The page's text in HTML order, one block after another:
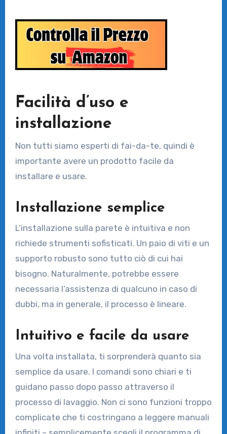
Facilità d’uso e
installazione
Non tutti siamo esperti di fai-da-te, quindi è
importante avere un prodotto facile da
installare e usare.
Installazione semplice
L’installazione sulla parete è intuitiva e non
richiede strumenti sofisticati. Un paio di viti e un
supporto robusto sono tutto ciò di cui hai
bisogno. Naturalmente, potrebbe essere
necessaria l’assistenza di qualcuno in caso di
dubbi, ma in generale, il processo è lineare.
Intuitivo e facile da usare
Una volta installata, ti sorprenderà quanto sia
semplice da usare. I comandi sono chiari e ti
guidano passo dopo passo attraverso il
processo di lavaggio. Non ci sono funzioni troppo
complicate che ti costringano a leggere manuali